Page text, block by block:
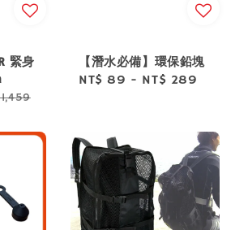
緊身
【潛水必備】環保鉛塊
Regular
NT$ 89 - NT$ 289